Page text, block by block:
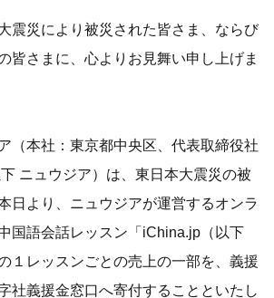
震災により被災された皆さま、ならび
皆さまに、心よりお見舞い申し上げま
（本社：東京都中央区、代表取締役社
ニュウジア）は、東日本大震災の被
日より、ニュウジアが運営するオンラ
国語会話レッスン「iChina.jp（以下
１レッスンごとの売上の一部を、義援
社義援金窓口へ寄付することといたし